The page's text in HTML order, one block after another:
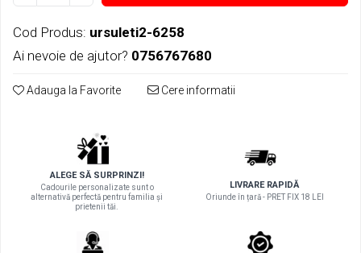
Cod Produs: ursuleti2-6258
Ai nevoie de ajutor? 0756767680
Adauga la Favorite Cere informatii
ALEGE SĂ SURPRINZI!
Cadourile personalizate sunt o
alternativă perfectă pentru familia și
prietenii tăi.
LIVRARE RAPIDĂ
Oriunde în țară - PRET FIX 18 LEI